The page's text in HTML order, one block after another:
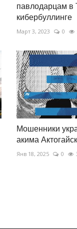
павлодарцам в
кибербуллинге
Март 3, 2023 0
Мошенники
акима
Янв 18, 2025 0